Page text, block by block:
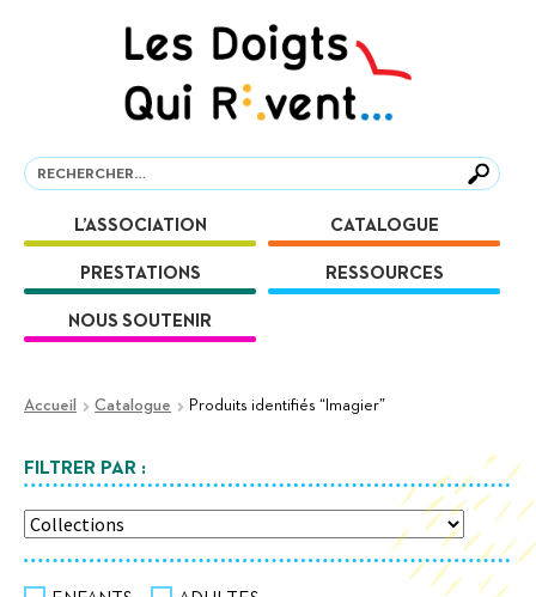
Recherche
Recherche
L’ASSOCIATION CATALOGUE
PRESTATIONS RESSOURCES
NOUS SOUTENIR
Accueil Catalogue Produits identifiés “Imagier”
FILTRER PAR :